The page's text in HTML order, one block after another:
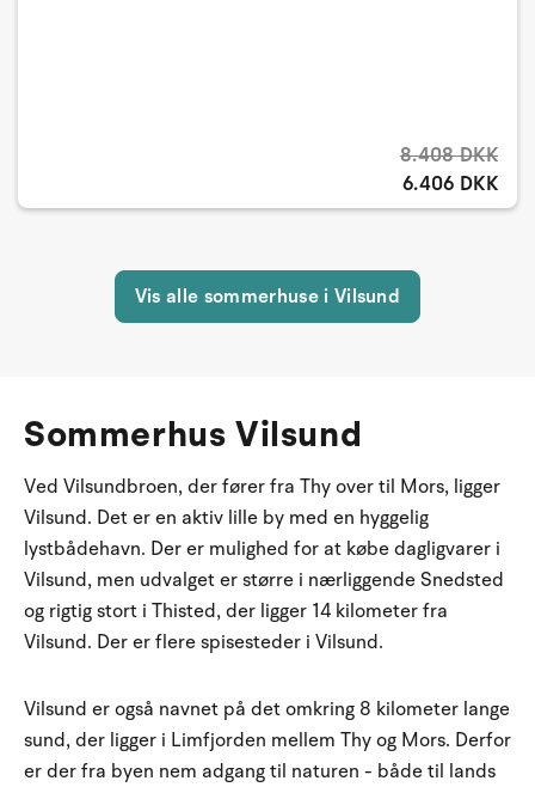
8.408 DKK
6.406 DKK
Vis alle sommerhuse i Vilsund
Sommerhus Vilsund
Ved Vilsundbroen, der fører fra Thy over til Mors, ligger
Vilsund. Det er en aktiv lille by med en hyggelig
lystbådehavn. Der er mulighed for at købe dagligvarer i
Vilsund, men udvalget er større i nærliggende Snedsted
og rigtig stort i Thisted, der ligger 14 kilometer fra
Vilsund. Der er flere spisesteder i Vilsund.
Vilsund er også navnet på det omkring 8 kilometer lange
sund, der ligger i Limfjorden mellem Thy og Mors. Derfor
er der fra byen nem adgang til naturen - både til lands